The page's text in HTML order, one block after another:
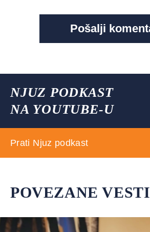
NJUZ PODKAST
NA YOUTUBE-U
Prati Njuz podkast
POVEZANE VESTI